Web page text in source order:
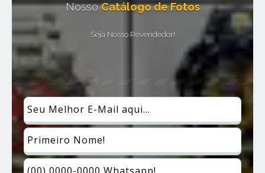
NossoCatálogo de Fotos
Seja Nosso Revendedor!